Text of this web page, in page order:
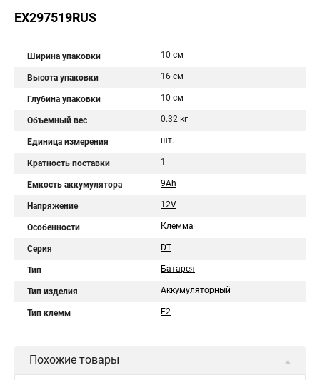
EX297519RUS
Ширина упаковки 10 см
Высота упаковки 16 см
Глубина упаковки 10 см
Объемный вес 0.32 кг
Единица измерения шт.
Кратность поставки 1
Емкость аккумулятора 9Ah
Напряжение 12V
Особенности Клемма
Серия DT
Тип Батарея
Тип изделия Аккумуляторный
Тип клемм F2
Похожие товары